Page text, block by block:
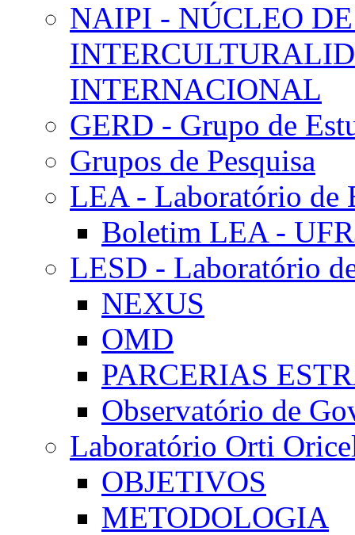
NAIPI - NÚCLEO
INTERNACIONAL
GERD - Grupo de
Grupos de Pesquisa
LEA - Laboratório de
Boletim LEA -
LESD - Laboratório
NEXUS
OMD
PARCERIAS
Observatório de
Laboratório Orti
OBJETIVOS
METODOLOGIA